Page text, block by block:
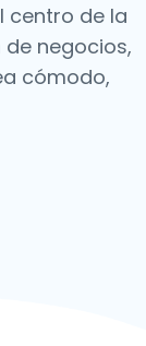
centro de la
negocios,
cómodo,